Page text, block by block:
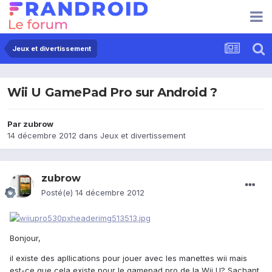
Jeux et divertissement
Wii U GamePad Pro sur Android ?
Par zubrow
14 décembre 2012 dans Jeux et divertissement
zubrow
Posté(e) 14 décembre 2012
Bonjour,
il existe des apllications pour jouer avec les manettes wii mais